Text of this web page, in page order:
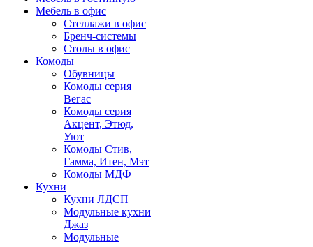
Мебель в офис
Стеллажи в офис
Бренч-системы
Столы в офис
Комоды
Обувницы
Комоды серия
Вегас
Комоды серия
Акцент, Этюд,
Уют
Комоды Стив,
Гамма, Итен, Мэт
Комоды МДФ
Кухни
Кухни ЛДСП
Модульные кухни
Джаз
Модульные